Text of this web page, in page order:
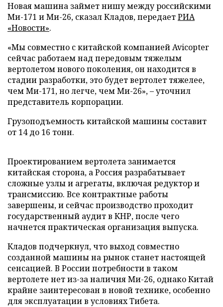
Новая машина займет нишу между российскими
Ми-171 и Ми-26, сказал Кладов, передаетРИА
«Новости».
«Мы совместно с китайской компанией Avicopter
сейчас работаем над передовым тяжелым
вертолетом нового поколения, он находится в
стадии разработки, это будет вертолет тяжелее,
чем Ми-171, но легче, чем Ми-26», – уточнил
представитель корпорации.
Грузоподъемность китайской машины составит
от 14 до 16 тонн.
Проектированием вертолета занимается
китайская сторона, а Россия разрабатывает
сложные узлы и агрегаты, включая редуктор и
трансмиссию. Все контрактные работы
завершены, и сейчас производство проходит
государственный аудит в КНР, после чего
начнется практическая организация выпуска.
Кладов подчеркнул, что выход совместно
созданной машины на рынок станет настоящей
сенсацией. В России потребности в таком
вертолете нет из-за наличия Ми-26, однако Китай
крайне заинтересован в новой технике, особенно
для эксплуатации в условиях Тибета.